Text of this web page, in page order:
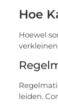
Hoe
Hoewel
leiden.